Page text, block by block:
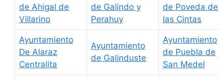
de Ahigal de
Villarino
de Galindo y
Perahuy
de Poveda de
las Cintas
Ayuntamiento
De Alaraz
Centralita
Ayuntamiento
de Galinduste
Ayuntamiento
de Puebla de
San Medel